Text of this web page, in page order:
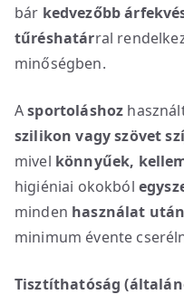
bár kedvezőbb
tűréshatárral
minőségben.
Asportoláshoz
szilikon vagy szövet
mivel könnyűek,
higiéniai okokból
minden használat után
minimum évente
Tisztíthatóság